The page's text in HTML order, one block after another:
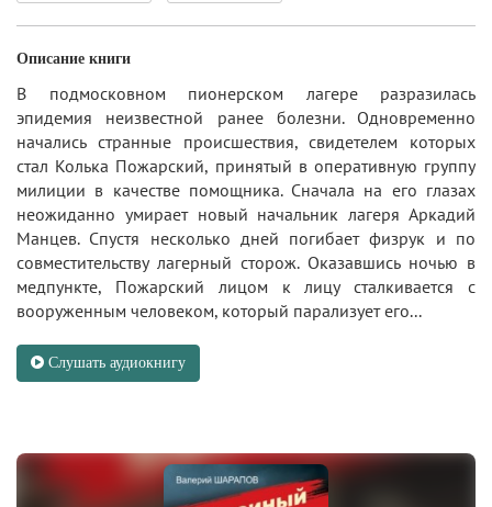
Описание книги
В подмосковном пионерском лагере разразилась
эпидемия неизвестной ранее болезни. Одновременно
начались странные происшествия, свидетелем которых
стал Колька Пожарский, принятый в оперативную группу
милиции в качестве помощника. Сначала на его глазах
неожиданно умирает новый начальник лагеря Аркадий
Манцев. Спустя несколько дней погибает физрук и по
совместительству лагерный сторож. Оказавшись ночью в
медпункте, Пожарский лицом к лицу сталкивается с
вооруженным человеком, который парализует его...
Слушать аудиокнигу